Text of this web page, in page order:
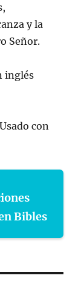
y la
Señor.
inglés
con
Bibles